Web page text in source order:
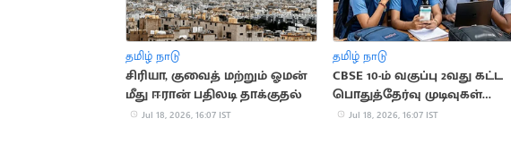
தமிழ் நாடு
சிரியா, குவைத் மற்றும் ஓமன்
மீது ஈரான் பதிலடி தாக்குதல்
Jul 18, 2026, 16:07 IST
தமிழ் நாடு
CBSE 10-ம் வகுப்பு 2வது கட்ட
பொதுத்தேர்வு முடிவுகள்
வெளியானது
Jul 18, 2026, 16:07 IST